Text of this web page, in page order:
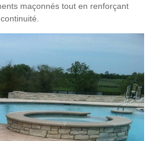
maçonnés tout en renforçant